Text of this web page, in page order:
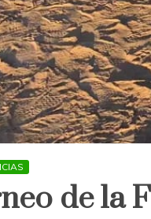
de la